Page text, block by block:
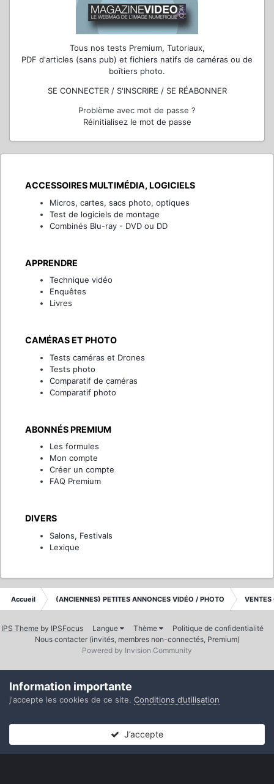
Tous nos tests Premium, Tutoriaux,
PDF d'articles (sans pub) et fichiers natifs de caméras ou de
boîtiers photo.
SE CONNECTER / S'INSCRIRE / SE RÉABONNER
Problème avec mot de passe ?
Réinitialisez le mot de passe
ACCESSOIRES MULTIMÉDIA, LOGICIELS
Micros, cartes, sacs photo, optiques
Test de logiciels de montage
Combinés Blu-ray - DVD ou DD
APPRENDRE
Technique vidéo
Enquêtes
Livres
CAMÉRAS ET PHOTO
Tests caméras et Drones
Tests photo
Comparatif de caméras
Comparatif photo
ABONNÉS PREMIUM
Les formules
Mon compte
Créer un compte
FAQ Premium
DIVERS
Salons, Festivals
Lexique
Accueil (ANCIENNES) PETITES ANNONCES VIDÉO / PHOTO VENTES
IPS Theme by IPSFocus Langue Thème
Politique de confidentialité
Nous contacter (invités, membres non-connectés, Premium)
Powered by Invision Community
Information importante
j'accepte les cookies de ce site. Conditions d’utilisation
J’accepte